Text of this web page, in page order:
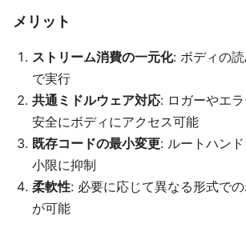
メリット
ストリーム消費の一元化: ボディの
で実行
共通ミドルウェア対応: ロガーやエ
安全にボディにアクセス可能
既存コードの最小変更: ルートハン
小限に抑制
柔軟性: 必要に応じて異なる形式で
が可能